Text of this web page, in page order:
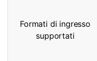
Formati di ingresso
supportati